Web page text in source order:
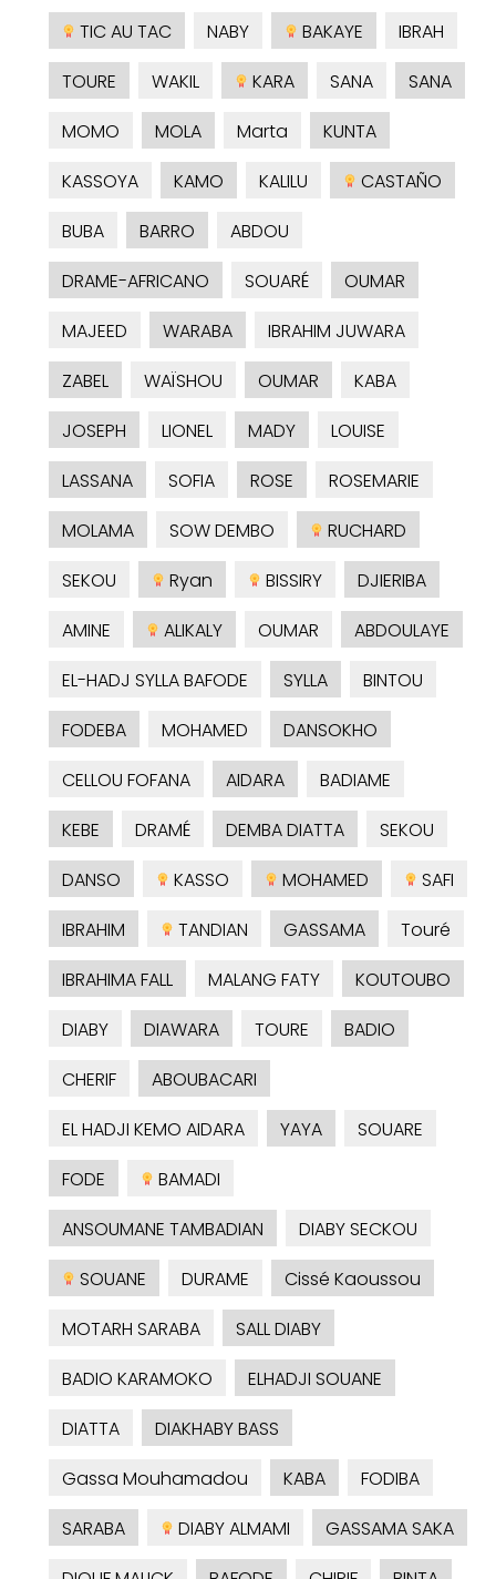
TIC AU TAC
NABY BAKAYE
IBRAH
TOURE
WAKIL KARA SANA
SANA
MOMO
MOLA Marta
KUNTA
KASSOYA
KAMO KALILU
CASTAÑO
BUBA
BARRO
ABDOU
DRAME-AFRICANO
SOUARÉ
OUMAR
MAJEED
WARABA
IBRAHIM JUWARA
ZABEL
WAÏSHOU OUMAR
KABA
JOSEPH
LIONEL MADY
LOUISE
LASSANA
SOFIA ROSE
ROSEMARIE
MOLAMA
SOW DEMBO
RUCHARD
SEKOU
Ryan BISSIRY
DJIERIBA
AMINE
ALIKALY OUMAR
ABDOULAYE
EL-HADJ SYLLA BAFODE
SYLLA
BINTOU
FODEBA
MOHAMED
DANSOKHO
CELLOU FOFANA
AIDARA
BADIAME
KEBE
DRAMÉ DEMBA DIATTA
SEKOU
DANSO
KASSO MOHAMED
SAFI
IBRAHIM
TANDIAN GASSAMA
Touré
IBRAHIMA FALL
MALANG FATY
KOUTOUBO
DIABY
DIAWARA TOURE
BADIO
CHERIF
ABOUBACARI
EL HADJI KEMO AIDARA
YAYA
SOUARE
FODE
BAMADI
ANSOUMANE TAMBADIAN
DIABY SECKOU
SOUANE
DURAME
Cissé Kaoussou
MOTARH SARABA
SALL DIABY
BADIO KARAMOKO
ELHADJI SOUANE
DIATTA
DIAKHABY BASS
Gassa Mouhamadou
KABA
FODIBA
SARABA
DIABY ALMAMI
GASSAMA SAKA